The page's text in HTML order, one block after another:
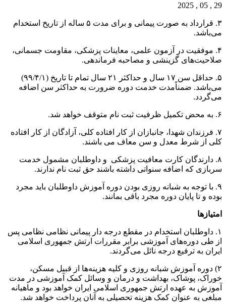
29 , 05 , 2025
۳. قرارداد به صورت پیمانی و برای مدت ۵ ساله از تاریخ استخدام
می‌باشد.
۴. موفقیت در آزمون علمی، معاینات پزشکی، مقاومت جسمانی،
صلاحیت‌های گزینشی و مصاحبه فرماندهی.
۵. حداقل سن ۱۷ سال و حداکثر ۲۱ سال تمام تا تاریخ (۹۹/۴/۱)
می‌باشد. ضمناًمدت خدمت دوره ضرورت به حداکثر سن اضافه
می‌گردد.
۶. به محض تکمیل ظرفیت ثبت نام متوقف خواهد شد.
۷. فرزندان شهدا، جانبازان از کار افتاده کلی، آزادگان از کار افتاده
کلی از شرط معدل و سن معاف می باشند.
۸. دارندگان کارت معافیت پزشکی و داوطلبان مشمول خدمت
سربازی که اضافه سنواتی داشته باشند حق ثبت نام ندارند.
۹. با توجه به شبانه روزی بودن دوره آموزش داوطلبان باید مجرد
بوده و تا پایان دوره مجرد باقی بمانند.
امتیازها
۱. داوطلبان استخدام در مقطع درجه دار پیمانی نظامی نظامی پس
از طی دوره‌های آموزشی برابر مقررات ارتش جمهوری اسلامی
ایران به ترفیع درجه نائل می‌گردند.
۲) دوره آموزش شبانه روزی و کلیه هزینه‌ها از قبیل مسکن،
خوراک، پوشاک، بهداشت و درمان و وسائل کمک آموزشی در مدت
آموزش به عهده ارتش جمهوری اسلامی ایران خواهد بود و ماهیانه
مبلغی به عنوان کمک هزینه تحصیلی به آنان پرداخت خواهد شد.